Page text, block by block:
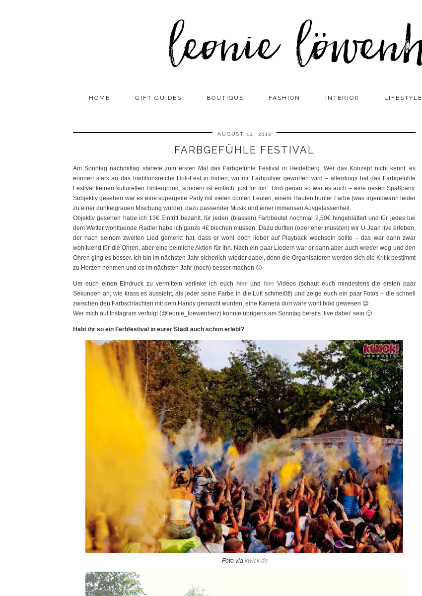
HOME GIFT GUIDES BOUTIQUE FASHION INTERIOR LIFESTYLE
AUGUST 14, 2012
FARBGEFÜHLE FESTIVAL
Am Sonntag nachmittag startete zum ersten Mal das Farbgefühle Festival in Heidelberg. Wer das Konzept nicht kennt: es
erinnert stark an das traditionsreiche Holi-Fest in Indien, wo mit Farbpulver geworfen wird – allerdings hat das Farbgefühle
Festival keinen kulturellen Hintergrund, sondern ist einfach ‚just for fun‘. Und genau so war es auch – eine riesen Spaßparty.
Subjektiv gesehen war es eine supergeile Party mit vielen coolen Leuten, einem Haufen bunter Farbe (was irgendwann leider
zu einer dunkelgrauen Mischung wurde), dazu passender Musik und einer immensen Ausgelassenheit.
Objektiv gesehen habe ich 13€ Eintritt bezahlt, für jeden (blassen) Farbbeutel nochmal 2,50€ hingeblättert und für jedes bei
dem Wetter wohltuende Radler habe ich ganze 4€ blechen müssen. Dazu durften (oder eher mussten) wir U-Jean live erleben,
der nach seinem zweiten Lied gemerkt hat, dass er wohl doch lieber auf Playback wechseln sollte – das war dann zwar
wohltuend für die Ohren, aber eine peinliche Aktion für ihn. Nach ein paar Liedern war er dann aber auch wieder weg und den
Ohren ging es besser. Ich bin im nächsten Jahr sicherlich wieder dabei, denn die Organisatoren werden sich die Kritik bestimmt
zu Herzen nehmen und es im nächsten Jahr (noch) besser machen 🙂
Um euch einen Eindruck zu vermitteln verlinke ich euch hier und hierVideos (schaut euch mindestens die ersten paar
Sekunden an, wie krass es aussieht, als jeder seine Farbe in die Luft schmeißt!) und zeige euch ein paar Fotos – die schnell
zwischen den Farbschlachten mit dem Handy gemacht wurden, eine Kamera dort wäre wohl blöd gewesen 😉
Wer mich auf Instagram verfolgt (@leonie_loewenherz) konnte übrigens am Sonntag bereits ‚live dabei‘ sein 🙂
Habt ihr so ein Farbfestival in eurer Stadt auch schon erlebt?
Foto via kwick.de